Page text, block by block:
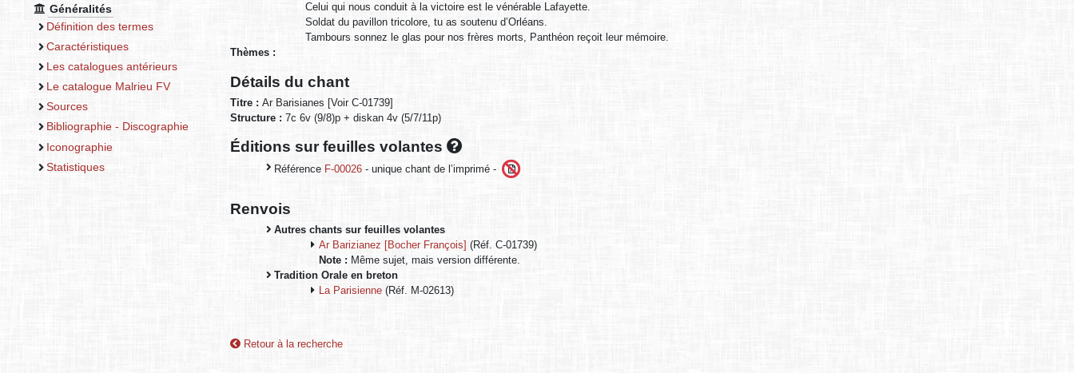
Généralités
Définition des termes
Caractéristiques
Les catalogues antérieurs
Le catalogue Malrieu FV
Sources
Bibliographie - Discographie
Iconographie
Statistiques
Celui qui nous conduit à la victoire est le vénérable Lafayette.
Soldat du pavillon tricolore, tu as soutenu d’Orléans.
Tambours sonnez le glas pour nos frères morts, Panthéon reçoit leur mémoire.
Thèmes :
Détails du chant
Titre : Ar Barisianes [Voir C-01739]
Structure : 7c 6v (9/8)p + diskan 4v (5/7/11p)
Éditions sur feuilles volantes
Référence F-00026 - unique chant de l’imprimé -
Renvois
Autres chants sur feuilles volantes
Ar Barizianez [Bocher François] (Réf. C-01739)
Note : Même sujet, mais version différente.
Tradition Orale en breton
La Parisienne(Réf. M-02613)
Retour à la recherche